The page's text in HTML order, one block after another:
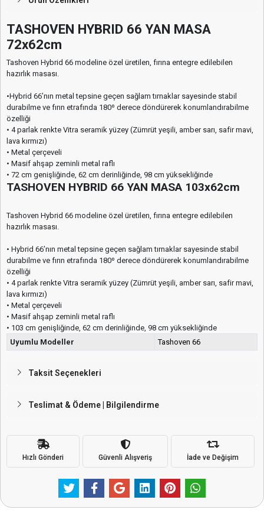
TASHOVEN HYBRID 66 YAN MASA
72x62cm
Tashoven Hybrid 66 modeline özel üretilen, fırına entegre edilebilen
hazırlık masası.
•Hybrid 66’nın metal tepsine geçen sağlam tırnaklar sayesinde stabil
durabilme ve fırın etrafında 180º derece döndürerek konumlandırabilme
özelliği
• 4 parlak renkte Vitra seramik yüzey (Zümrüt yeşili, amber sarı, safir mavi,
lava kırmızı)
• Metal çerçeveli
• Masif ahşap zeminli metal raflı
• 72 cm genişliğinde, 62 cm derinliğinde, 98 cm yüksekliğinde
TASHOVEN HYBRID 66 YAN MASA 103x62cm
Tashoven Hybrid 66 modeline özel üretilen, fırına entegre edilebilen
hazırlık masası.
• Hybrid 66’nın metal tepsine geçen sağlam tırnaklar sayesinde stabil
durabilme ve fırın etrafında 180º derece döndürerek konumlandırabilme
özelliği
• 4 parlak renkte Vitra seramik yüzey (Zümrüt yeşili, amber sarı, safir mavi,
lava kırmızı)
• Metal çerçeveli
• Masif ahşap zeminli metal raflı
• 103 cm genişliğinde, 62 cm derinliğinde, 98 cm yüksekliğinde
Uyumlu Modeller
Tashoven 66
Taksit Seçenekleri
Teslimat & Ödeme | Bilgilendirme
Hızlı Gönderi Güvenli Alışveriş İade ve Değişim